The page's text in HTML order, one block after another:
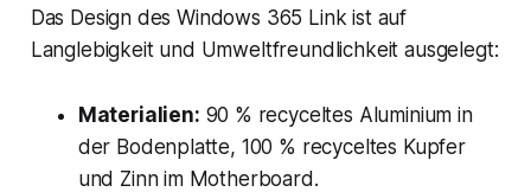
Das Design des Windows 365 Link ist auf
Langlebigkeit und Umweltfreundlichkeit ausgelegt:
Materialien: 90 % recyceltes Aluminium in
der Bodenplatte, 100 % recyceltes Kupfer
und Zinn im Motherboard.